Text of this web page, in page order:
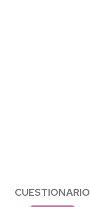
CUESTIONARIO